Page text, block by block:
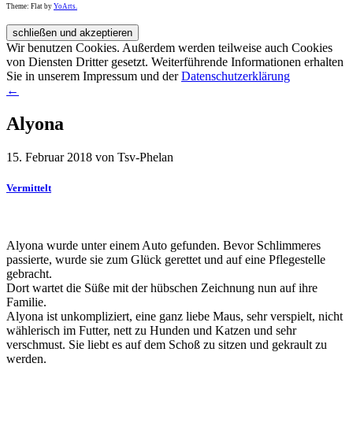
Theme: Flat by YoArts.
Wir benutzen Cookies. Außerdem werden teilweise auch Cookies
von Diensten Dritter gesetzt. Weiterführende Informationen erhalten
Sie in unserem Impressum und derDatenschutzerklärung
←
Alyona
15. Februar 2018 von Tsv-Phelan
Vermittelt
Alyona wurde unter einem Auto gefunden. Bevor Schlimmeres
passierte, wurde sie zum Glück gerettet und auf eine Pflegestelle
gebracht.
Dort wartet die Süße mit der hübschen Zeichnung nun auf ihre
Familie.
Alyona ist unkompliziert, eine ganz liebe Maus, sehr verspielt, nicht
wählerisch im Futter, nett zu Hunden und Katzen und sehr
verschmust. Sie liebt es auf dem Schoß zu sitzen und gekrault zu
werden.